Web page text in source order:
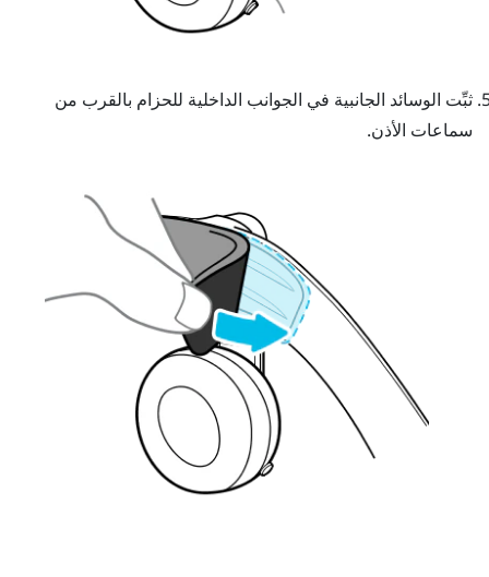
ثبِّت الوسائد الجانبية في الجوانب الداخلية للحزام بالقرب من
سماعات الأذن.